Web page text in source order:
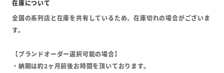
全国の系列店と在庫を共有しているため、在庫切れの場合がございま
す。
【ブランドオーダー選択可能の場合】
・納期は約2ヶ月前後お時間を頂いております。